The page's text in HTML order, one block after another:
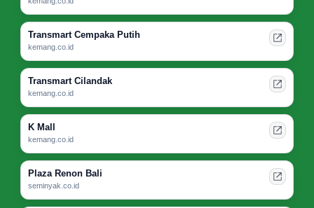
Transmart Cempaka Putih
kemang.co.id
Transmart Cilandak
kemang.co.id
K Mall
kemang.co.id
Plaza Renon Bali
seminyak.co.id